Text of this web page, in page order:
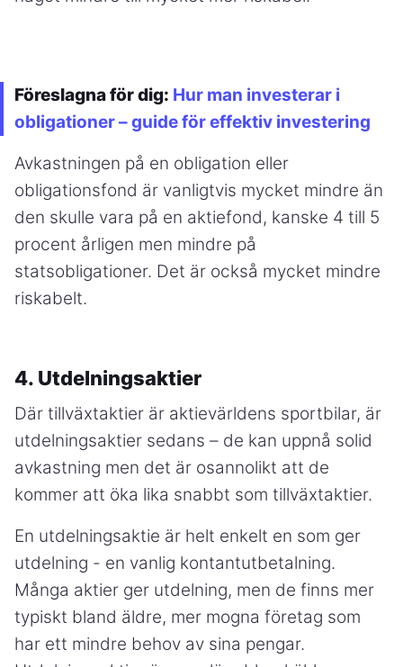
Föreslagna för dig: Hur man investerar i
obligationer – guide för effektiv investering
Avkastningen på en obligation eller
obligationsfond är vanligtvis mycket mindre än
den skulle vara på en aktiefond, kanske 4 till 5
procent årligen men mindre på
statsobligationer. Det är också mycket mindre
riskabelt.
4. Utdelningsaktier
Där tillväxtaktier är aktievärldens sportbilar, är
utdelningsaktier sedans – de kan uppnå solid
avkastning men det är osannolikt att de
kommer att öka lika snabbt som tillväxtaktier.
En utdelningsaktie är helt enkelt en som ger
utdelning - en vanlig kontantutbetalning.
Många aktier ger utdelning, men de finns mer
typiskt bland äldre, mer mogna företag som
har ett mindre behov av sina pengar.